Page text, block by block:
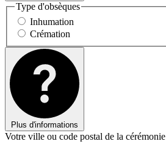
Type d'obsèques
Inhumation
Crémation
Plus d'informations
Votre ville ou code postal de la cérémonie